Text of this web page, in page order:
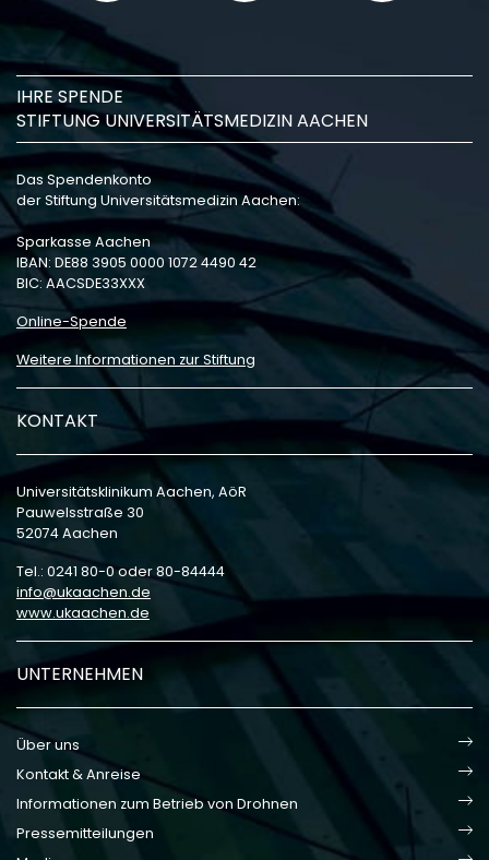
IHRE SPENDE
STIFTUNG UNIVERSITÄTSMEDIZIN AACHEN
Das Spendenkonto
der Stiftung Universitätsmedizin Aachen:
Sparkasse Aachen
IBAN: DE88 3905 0000 1072 4490 42
BIC: AACSDE33XXX
Online-Spende
Weitere Informationen zur Stiftung
KONTAKT
Universitätsklinikum Aachen, AöR
Pauwelsstraße 30
52074 Aachen
Tel.: 0241 80-0 oder 80-84444
info
ukaachen de
www.ukaachen.de
UNTERNEHMEN
Über uns
Kontakt & Anreise
Informationen zum Betrieb von Drohnen
Pressemitteilungen